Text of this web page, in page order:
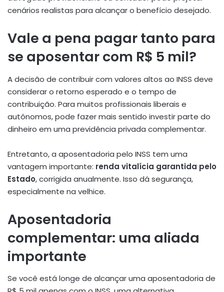
cenários realistas para alcançar o benefício desejado.
Vale a pena pagar tanto para
se aposentar com R$ 5 mil?
A decisão de contribuir com valores altos ao INSS deve
considerar o retorno esperado e o tempo de
contribuição. Para muitos profissionais liberais e
autônomos, pode fazer mais sentido investir parte do
dinheiro em uma previdência privada complementar.
Entretanto, a aposentadoria pelo INSS tem uma
vantagem importante: renda vitalícia garantida pelo
Estado, corrigida anualmente. Isso dá segurança,
especialmente na velhice.
Aposentadoria
complementar: uma aliada
importante
Se você está longe de alcançar uma aposentadoria de